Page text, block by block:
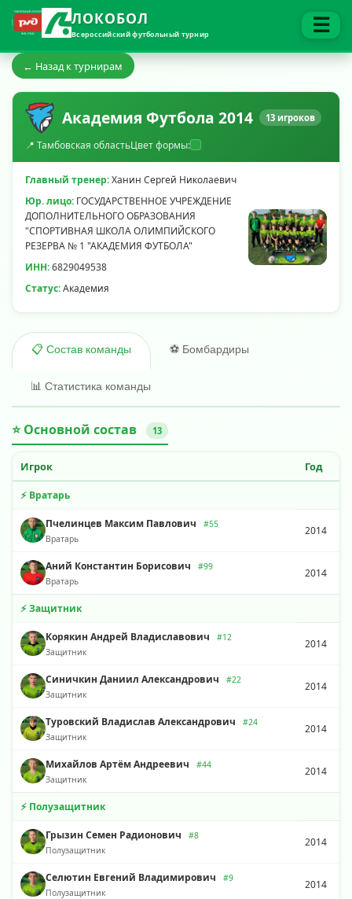
ЛОКОБОЛ
Всероссийский футбольный турнир ☰
← Назад к турнирам
Академия Футбола 2014 13 игроков
📍 Тамбовская областьЦвет формы:
Главный тренер:Ханин Сергей Николаевич
Юр. лицо: ГОСУДАРСТВЕННОЕ УЧРЕЖДЕНИЕ
ДОПОЛНИТЕЛЬНОГО ОБРАЗОВАНИЯ
"СПОРТИВНАЯ ШКОЛА ОЛИМПИЙСКОГО
РЕЗЕРВА № 1 "АКАДЕМИЯ ФУТБОЛА"
ИНН:6829049538
Статус:Академия
📋 Состав команды ⚽ Бомбардиры
📊 Статистика команды
⭐ Основной состав 13
Игрок Год
⚡ Вратарь
Пчелинцев Максим Павлович
#55
Вратарь
2014
Аний Константин Борисович
#99
Вратарь
2014
⚡ Защитник
Корякин Андрей Владиславович
#12
Защитник
2014
Синичкин Даниил Александрович
#22
Защитник
2014
Туровский Владислав Александрович
#24
Защитник
2014
Михайлов Артём Андреевич
#44
Защитник
2014
⚡ Полузащитник
Грызин Семен Радионович
#8
Полузащитник
2014
Селютин Евгений Владимирович
#9
Полузащитник
2014